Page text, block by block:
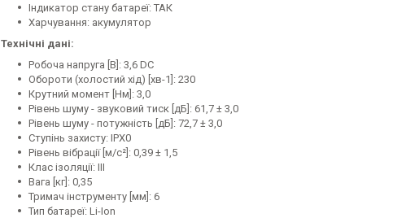
Індикатор стану батареї: ТАК
Харчування: акумулятор
Технічні дані:
Робоча напруга [В]: 3,6 DC
Обороти (холостий хід) [хв-1]: 230
Крутний момент [Нм]: 3,0
Рівень шуму - звуковий тиск [дБ]: 61,7 ± 3,0
Рівень шуму - потужність [дБ]: 72,7 ± 3,0
Ступінь захисту: IPX0
Рівень вібрації [м/с²]: 0,39 ± 1,5
Клас ізоляції: III
Вага [кг]: 0,35
Тримач інструменту [мм]: 6
Тип батареї: Li-Ion